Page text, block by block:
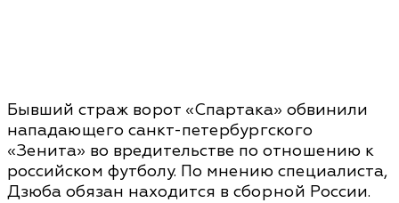
Бывший страж ворот «Спартака» обвинили
нападающего санкт-петербургского
«Зенита» во вредительстве по отношению к
российском футболу. По мнению специалиста,
Дзюба обязан находится в сборной России.